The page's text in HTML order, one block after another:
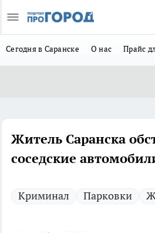
Сегодня в Саранске О нас Прайс
Житель Саранска
соседские
Криминал Парковки